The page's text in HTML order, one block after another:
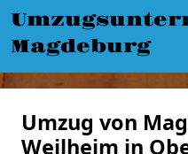
Magdeburg
Umzug von
Weilheim in